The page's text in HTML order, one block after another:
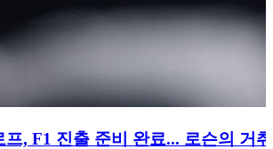
프, F1 진출 준비 완료... 로슨의 거